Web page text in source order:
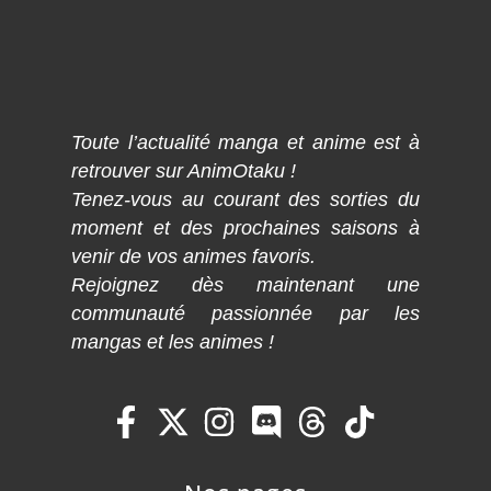
Toute l’actualité manga et anime est à
retrouver sur AnimOtaku !
Tenez-vous au courant des sorties du
moment et des prochaines saisons à
venir de vos animes favoris.
Rejoignez dès maintenant une
communauté passionnée par les
mangas et les animes !